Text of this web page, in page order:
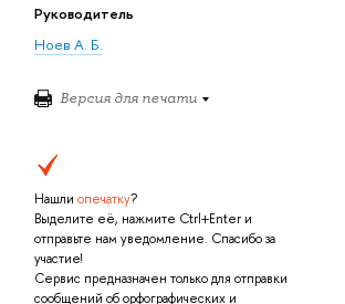
Руководитель
Ноев А. Б.
Версия для печати
Нашли опечатку?
Выделите её, нажмите Ctrl+Enter и
отправьте нам уведомление. Спасибо за
участие!
Сервис предназначен только для отправки
сообщений об орфографических и